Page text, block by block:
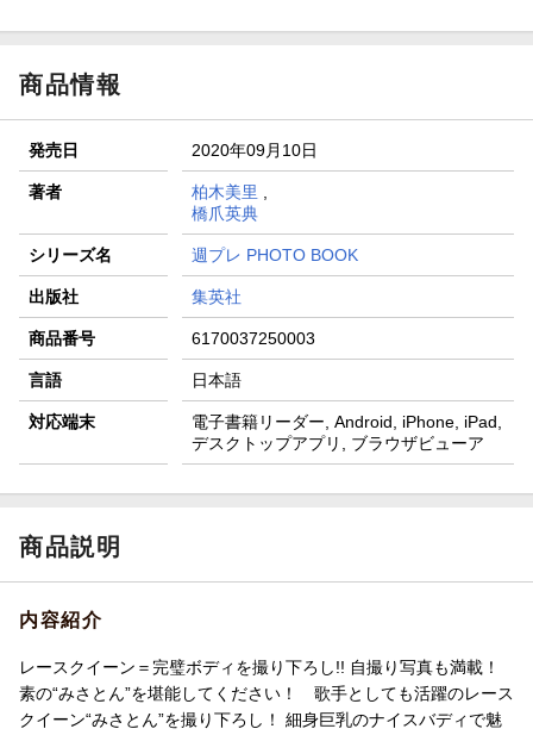
商品情報
発売日 2020年09月10日
著者 柏木美里 ,
橋爪英典
シリーズ名 週プレ PHOTO BOOK
出版社 集英社
商品番号 6170037250003
言語 日本語
対応端末
電子書籍リーダー, Android, iPhone, iPad,
デスクトップアプリ, ブラウザビューア
商品説明
内容紹介
レースクイーン＝完璧ボディを撮り下ろし!! 自撮り写真も満載！
素の“みさとん”を堪能してください！ 歌手としても活躍のレース
クイーン“みさとん”を撮り下ろし！ 細身巨乳のナイスバディで魅